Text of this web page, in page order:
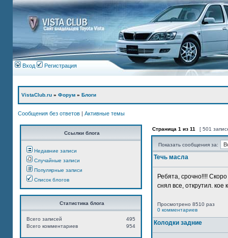
Вход Регистрация
VistaClub.ru » Форум » Блоги
Сообщения без ответов | Активные темы
Ссылки блога
Недавние записи
Случайные записи
Популярные записи
Список блогов
Статистика блога
495
Всего записей
954
Всего комментариев
Страница 1 из 11 [ 501
Показать сообщения за:
Течь масла
Ребята, срочно!!!!
снял все, открутил. кое
Просмотрено 8510 раз
0 комментариев
Колодки задние